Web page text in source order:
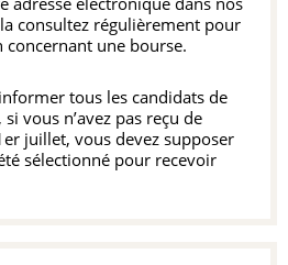
consultez régulièrement pour
une bourse.
tous les candidats de
vous n’avez pas reçu de
juillet, vous devez supposer
sélectionné pour recevoir